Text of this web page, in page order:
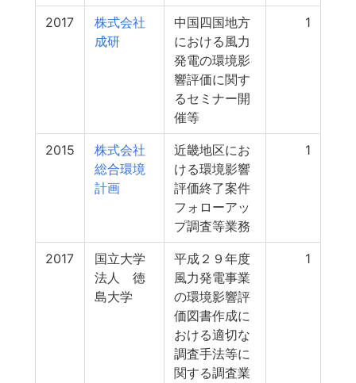
2017
株式会社
成研
中国四国地方
における風力
発電の環境影
響評価に関す
るセミナー開
催等
1
2015
株式会社
総合環境
計画
近畿地区にお
ける環境影響
評価終了案件
フォローアッ
プ調査等業務
1
2017
国立大学
法人 徳
島大学
平成２９年度
風力発電事業
の環境影響評
価図書作成に
おける適切な
調査手法等に
関する調査業
1